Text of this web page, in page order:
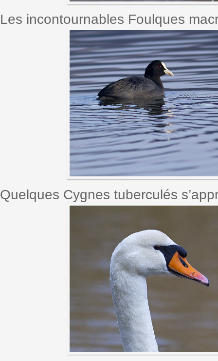
Les incontournables Foulques
Quelques Cygnes tuberculés